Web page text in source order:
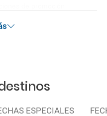
ESPECIALES